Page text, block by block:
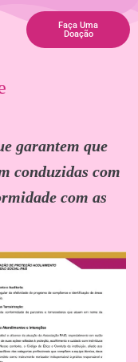
Faça Uma
Doação
garantem que
conduzidas com
com as